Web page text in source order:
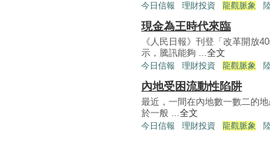
今日信報 理財投資 龍觀脈象
現金為王時代來臨
《人民日報》刊登「改革開放
示，騰訊能夠 ...全文
今日信報 理財投資 龍觀脈象
內地受困流動性陷阱
最近，一間在內地數一數二的
於一般 ...全文
今日信報 理財投資 龍觀脈象